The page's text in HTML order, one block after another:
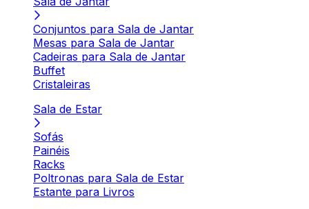
Conjuntos para Sala de Jantar
Mesas para Sala de Jantar
Cadeiras para Sala de Jantar
Buffet
Cristaleiras
Sala de Estar
Sofás
Painéis
Racks
Poltronas para Sala de Estar
Estante para Livros